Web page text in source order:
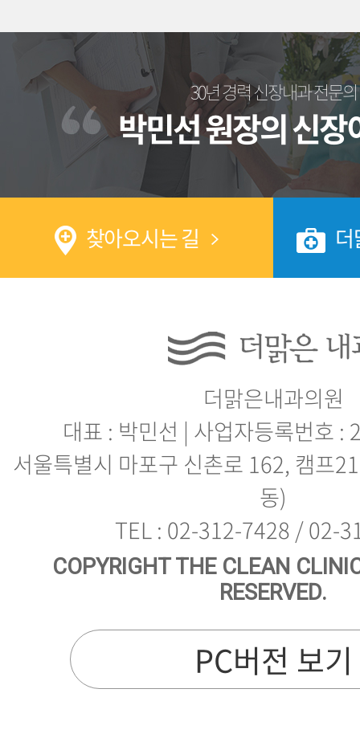
30년 경력 신장내과 전문의
박민선 원장의 신장
찾아오시는 길
더맑은내과의원
대표 : 박민선 | 사업자등록번호
동)
TEL : 02-312-7428 / 02-
RESERVED.
PC버전 보기